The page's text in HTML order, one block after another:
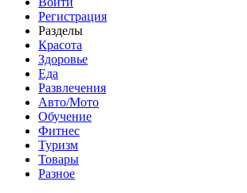
Регистрация
Разделы
Красота
Здоровье
Еда
Развлечения
Авто/Мото
Обучение
Фитнес
Туризм
Товары
Разное